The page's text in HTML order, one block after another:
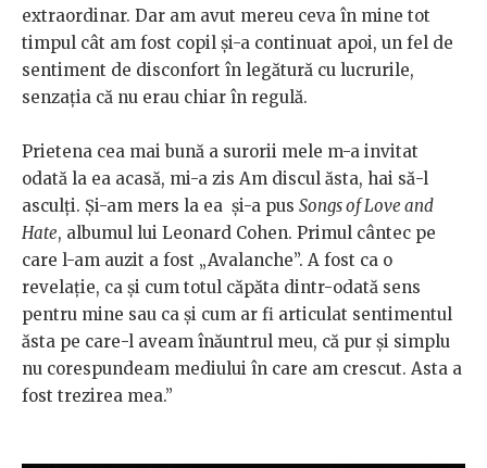
extraordinar. Dar am avut mereu ceva în mine tot
timpul cât am fost copil și-a continuat apoi, un fel de
sentiment de disconfort în legătură cu lucrurile,
senzația că nu erau chiar în regulă.
Prietena cea mai bună a surorii mele m-a invitat
odată la ea acasă, mi-a zis Am discul ăsta, hai să-l
asculți. Și-am mers la ea și-a pus Songs of Love and
Hate, albumul lui Leonard Cohen. Primul cântec pe
care l-am auzit a fost „Avalanche”. A fost ca o
revelație, ca și cum totul căpăta dintr-odată sens
pentru mine sau ca și cum ar fi articulat sentimentul
ăsta pe care-l aveam înăuntrul meu, că pur și simplu
nu corespundeam mediului în care am crescut. Asta a
fost trezirea mea.”